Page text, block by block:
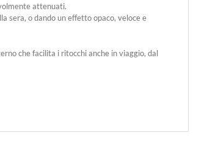
attenuati.
sera, o dando un effetto opaco, veloce e
che facilita i ritocchi anche in viaggio, dal